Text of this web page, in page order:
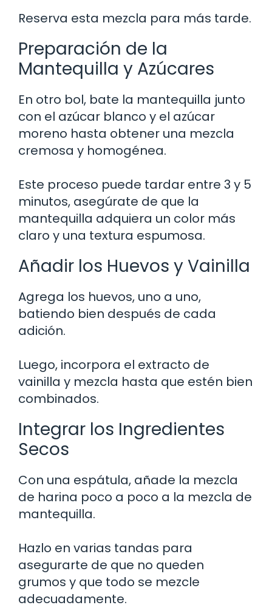
Reserva esta mezcla para más tarde.
Preparación de la
Mantequilla y Azúcares
En otro bol, bate la mantequilla junto
con el azúcar blanco y el azúcar
moreno hasta obtener una mezcla
cremosa y homogénea.
Este proceso puede tardar entre 3 y 5
minutos, asegúrate de que la
mantequilla adquiera un color más
claro y una textura espumosa.
Añadir los Huevos y Vainilla
Agrega los huevos, uno a uno,
batiendo bien después de cada
adición.
Luego, incorpora el extracto de
vainilla y mezcla hasta que estén bien
combinados.
Integrar los Ingredientes
Secos
Con una espátula, añade la mezcla
de harina poco a poco a la mezcla de
mantequilla.
Hazlo en varias tandas para
asegurarte de que no queden
grumos y que todo se mezcle
adecuadamente.